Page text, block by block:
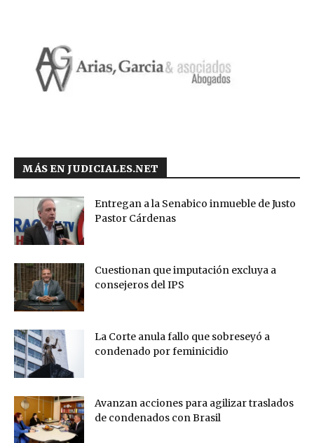
MÁS EN JUDICIALES.NET
Entregan a la Senabico inmueble de Justo
Pastor Cárdenas
Cuestionan que imputación excluya a
consejeros del IPS
La Corte anula fallo que sobreseyó a
condenado por feminicidio
Avanzan acciones para agilizar traslados
de condenados con Brasil